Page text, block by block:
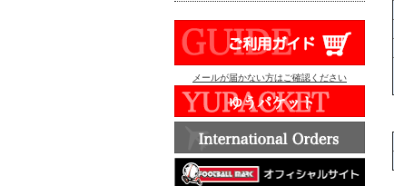
メールが届かない方はご確認ください